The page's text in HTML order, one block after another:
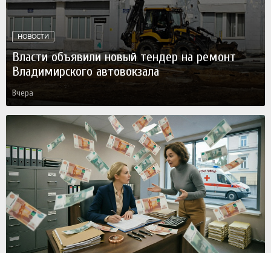
НОВОСТИ
Власти объявили новый тендер на ремонт
Владимирского автовокзала
Вчера